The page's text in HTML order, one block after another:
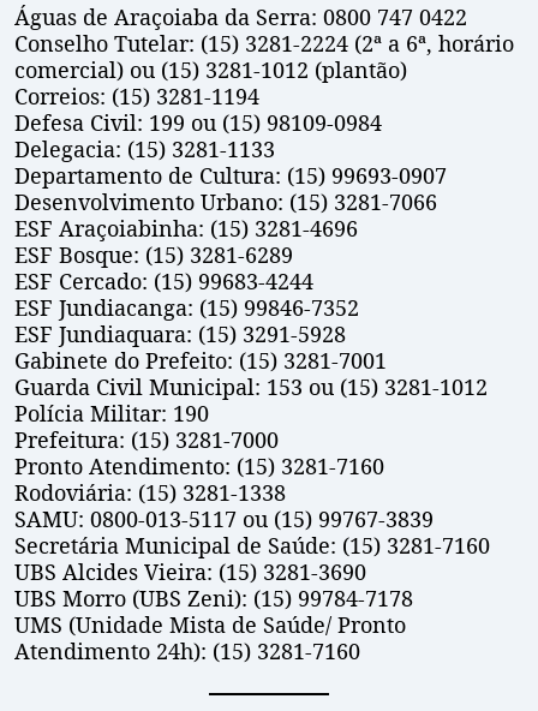
Águas de Araçoiaba da Serra: 0800 747 0422
Conselho Tutelar: (15) 3281-2224 (2ª a 6ª, horário
comercial) ou (15) 3281-1012 (plantão)
Correios: (15) 3281-1194
Defesa Civil: 199 ou (15) 98109-0984
Delegacia: (15) 3281-1133
Departamento de Cultura: (15) 99693-0907
Desenvolvimento Urbano: (15) 3281-7066
ESF Araçoiabinha: (15) 3281-4696
ESF Bosque: (15) 3281-6289
ESF Cercado: (15) 99683-4244
ESF Jundiacanga: (15) 99846-7352
ESF Jundiaquara: (15) 3291-5928
Gabinete do Prefeito: (15) 3281-7001
Guarda Civil Municipal: 153 ou (15) 3281-1012
Polícia Militar: 190
Prefeitura: (15) 3281-7000
Pronto Atendimento: (15) 3281-7160
Rodoviária: (15) 3281-1338
SAMU: 0800-013-5117 ou (15) 99767-3839
Secretária Municipal de Saúde: (15) 3281-7160
UBS Alcides Vieira: (15) 3281-3690
UBS Morro (UBS Zeni): (15) 99784-7178
UMS (Unidade Mista de Saúde/ Pronto
Atendimento 24h): (15) 3281-7160